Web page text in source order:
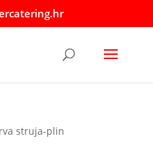
struja-plin